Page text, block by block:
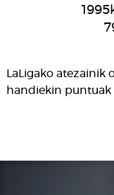
LaLigako atezainik
handiekin puntuak